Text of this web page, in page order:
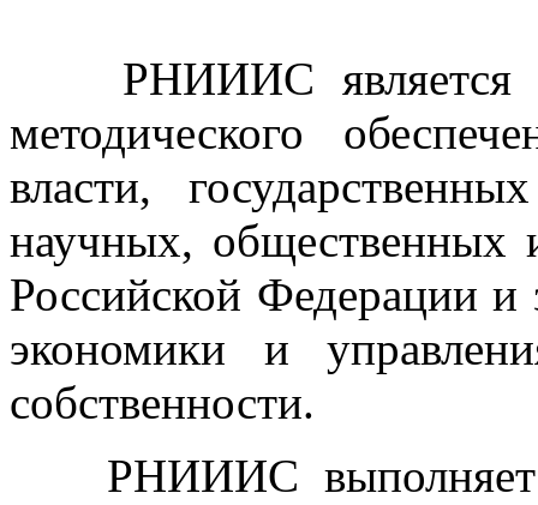
РНИИИС является
методического
власти,
научных, общественных
Российской Федерации
экономики и
собственности.
РНИИИС